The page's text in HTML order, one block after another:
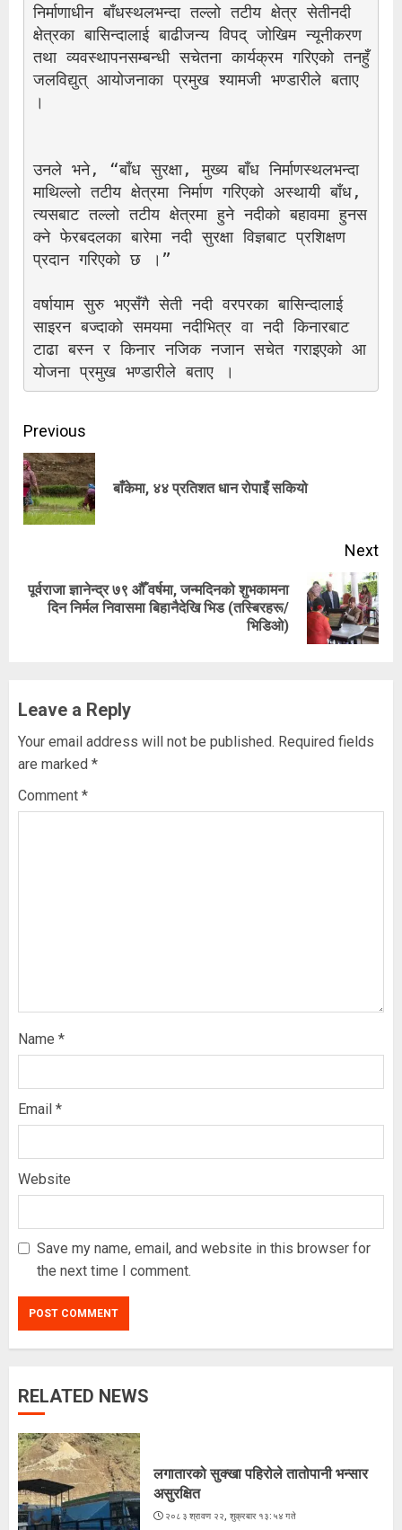
निर्माणाधीन बाँधस्थलभन्दा तल्लो तटीय क्षेत्र सेतीनदी
क्षेत्रका बासिन्दालाई बाढीजन्य विपद् जोखिम न्यूनीकरण
तथा व्यवस्थापनसम्बन्धी सचेतना कार्यक्रम गरिएको तनहुँ
जलविद्युत् आयोजनाका प्रमुख श्यामजी भण्डारीले बताए
।
उनले भने, “बाँध सुरक्षा, मुख्य बाँध निर्माणस्थलभन्दा
माथिल्लो तटीय क्षेत्रमा निर्माण गरिएको अस्थायी बाँध,
त्यसबाट तल्लो तटीय क्षेत्रमा हुने नदीको बहावमा हुनस
क्ने फेरबदलका बारेमा नदी सुरक्षा विज्ञबाट प्रशिक्षण
प्रदान गरिएको छ ।”
वर्षायाम सुरु भएसँगै सेती नदी वरपरका बासिन्दालाई
साइरन बज्दाको समयमा नदीभित्र वा नदी किनारबाट
टाढा बस्न र किनार नजिक नजान सचेत गराइएको आ
योजना प्रमुख भण्डारीले बताए ।
Continue
Reading
Previous
बाँकेमा, ४४ प्रतिशत धान रोपाइँ सकियो
Next
Next
पूर्वराजा ज्ञानेन्द्र ७९ औँ वर्षमा, जन्मदिनको शुभकामना
दिन निर्मल निवासमा बिहानैदेखि भिड (तस्बिरहरू/
भिडिओ)
Leave a Reply
Your email address will not be published. Required fields
are marked *
Comment *
Name *
Email *
Website
Save my name, email, and website in this browser for
the next time I comment.
RELATED NEWS
लगातारको सुक्खा पहिरोले तातोपानी भन्सार
असुरक्षित
२०८३ श्रावण २२, शुक्रबार १३:५४ गते
3
२०८३ श्रावण २१, बिहीबार १६:०३ गते